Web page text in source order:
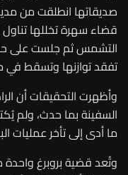
صديقاتها انطلقت من
قضاء سهرة تخللها
التشمس ثم جلست على
تفقد توازنها وتسقط في
وأظهرت التحقيقات أن
السفينة بما حدث، ولم
ما أدى إلى تأخر عمليات
وتُعد قضية بروبرغ